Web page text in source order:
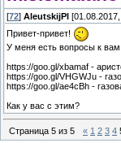
[72] AleutskijPl
Привет-привет!
У меня есть вопросы к
https://goo.gl/xbamaf -
https://goo.gl/VHGWJu -
https://goo.gl/ae4cBh -
Как у вас с этим?
Страница 5 из 5 « 1 2 3 4